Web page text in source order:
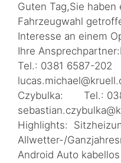
Guten Tag,Sie
Fahrzeugwahl
Interesse an einem
Ihre
Tel.: 0381 6587-
Czybulka: Tel.:
Highlights:
Allwetter-/
Android Auto